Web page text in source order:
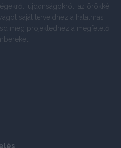
újdonságokról, az örökké
saját terveidhez a hatalmas
meg projektedhez a megfelelő